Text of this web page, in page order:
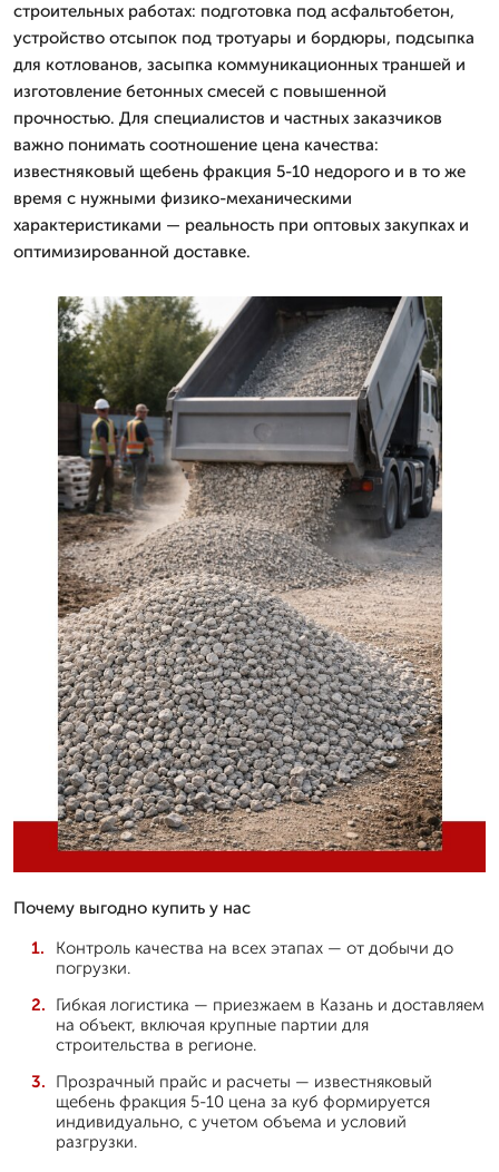
строительных работах: подготовка под асфальтобетон,
устройство отсыпок под тротуары и бордюры, подсыпка
для котлованов, засыпка коммуникационных траншей и
изготовление бетонных смесей с повышенной
прочностью. Для специалистов и частных заказчиков
важно понимать соотношение цена качества:
известняковый щебень фракция 5-10 недорого и в то же
время с нужными физико-механическими
характеристиками — реальность при оптовых закупках и
оптимизированной доставке.
Почему выгодно купить у нас
Контроль качества на всех этапах — от добычи до
погрузки.
Гибкая логистика — приезжаем в Казань и доставляем
на объект, включая крупные партии для
строительства в регионе.
Прозрачный прайс и расчеты — известняковый
щебень фракция 5-10 цена за куб формируется
индивидуально, с учетом объема и условий
разгрузки.